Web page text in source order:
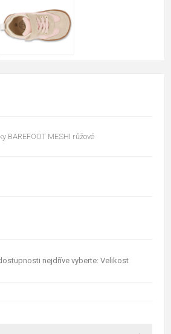
BAREFOOT MESHI růžové
nejdříve vyberte: Velikost